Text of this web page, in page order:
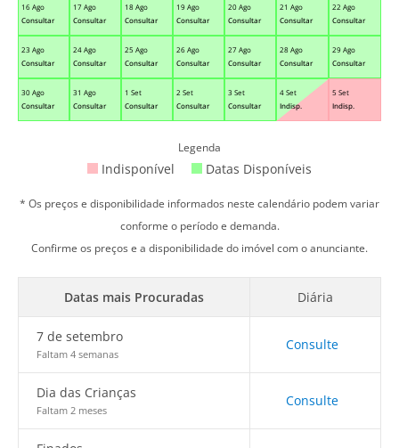
16 Ago
Consultar
17 Ago
Consultar
18 Ago
Consultar
19 Ago
Consultar
20 Ago
Consultar
21 Ago
Consultar
22 Ago
Consultar
23 Ago
Consultar
24 Ago
Consultar
25 Ago
Consultar
26 Ago
Consultar
27 Ago
Consultar
28 Ago
Consultar
29 Ago
Consultar
30 Ago
Consultar
31 Ago
Consultar
1 Set
Consultar
2 Set
Consultar
3 Set
Consultar
4 Set
Indisp.
5 Set
Indisp.
Legenda
Indisponível Datas Disponíveis
* Os preços e disponibilidade informados neste calendário podem variar
conforme o período e demanda.
Confirme os preços e a disponibilidade do imóvel com o anunciante.
Datas mais Procuradas Diária
7 de setembro
Faltam 4 semanas
Consulte
Dia das Crianças
Faltam 2 meses
Consulte